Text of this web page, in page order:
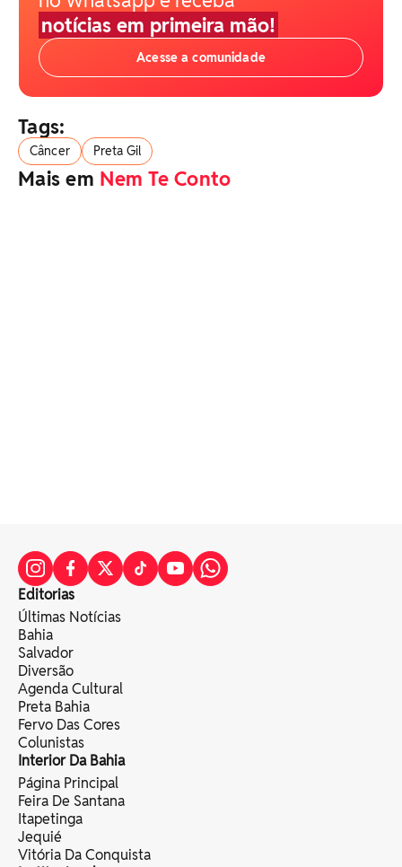
notícias em primeira mão!
Acesse a comunidade
Tags:
Câncer Preta Gil
Mais em Nem Te Conto
Editorias
Últimas Notícias
Bahia
Salvador
Diversão
Agenda Cultural
Preta Bahia
Fervo Das Cores
Colunistas
Interior Da Bahia
Página Principal
Feira De Santana
Itapetinga
Jequié
Vitória Da Conquista